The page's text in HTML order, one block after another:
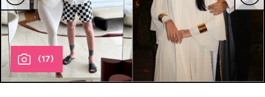
Celebrități
Breaking News
(17)